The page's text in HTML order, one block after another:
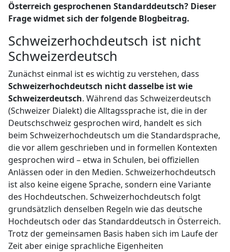
Österreich gesprochenen Standarddeutsch? Dieser
Frage widmet sich der folgende Blogbeitrag.
Schweizerhochdeutsch ist nicht
Schweizerdeutsch
Zunächst einmal ist es wichtig zu verstehen, dass
Schweizerhochdeutsch nicht dasselbe ist wie
Schweizerdeutsch. Während das Schweizerdeutsch
(Schweizer Dialekt) die Alltagssprache ist, die in der
Deutschschweiz gesprochen wird, handelt es sich
beim Schweizerhochdeutsch um die Standardsprache,
die vor allem geschrieben und in formellen Kontexten
gesprochen wird – etwa in Schulen, bei offiziellen
Anlässen oder in den Medien. Schweizerhochdeutsch
ist also keine eigene Sprache, sondern eine Variante
des Hochdeutschen. Schweizerhochdeutsch folgt
grundsätzlich denselben Regeln wie das deutsche
Hochdeutsch oder das Standarddeutsch in Österreich.
Trotz der gemeinsamen Basis haben sich im Laufe der
Zeit aber einige sprachliche Eigenheiten